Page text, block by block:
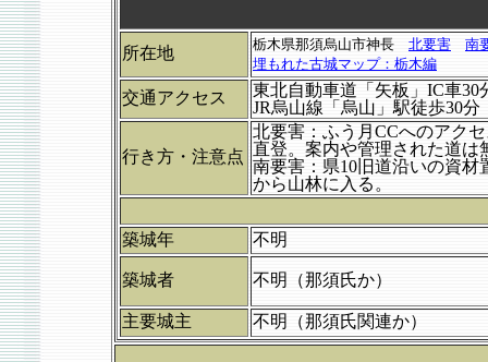
所在地 栃木県那須烏山市神長 北要害
南
埋もれた古城マップ：栃木編
交通アクセス
東北自動車道「矢板」IC車30
JR烏山線「烏山」駅徒歩30
行き方・注意点
北要害：ふう月CCへのアク
直登。案内や管理された道は
南要害：県10旧道沿いの資
から山林に入る。
築城年
不明
築城者 不明（那須氏か）
主要城主 不明（那須氏関連か）